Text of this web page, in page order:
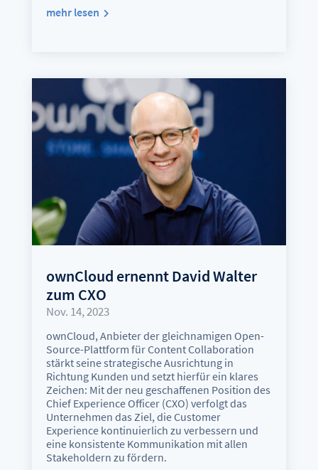
mehr lesen
ownCloud ernennt David Walter
zum CXO
Nov. 14, 2023
ownCloud, Anbieter der gleichnamigen Open-
Source-Plattform für Content Collaboration
stärkt seine strategische Ausrichtung in
Richtung Kunden und setzt hierfür ein klares
Zeichen: Mit der neu geschaffenen Position des
Chief Experience Officer (CXO) verfolgt das
Unternehmen das Ziel, die Customer
Experience kontinuierlich zu verbessern und
eine konsistente Kommunikation mit allen
Stakeholdern zu fördern.